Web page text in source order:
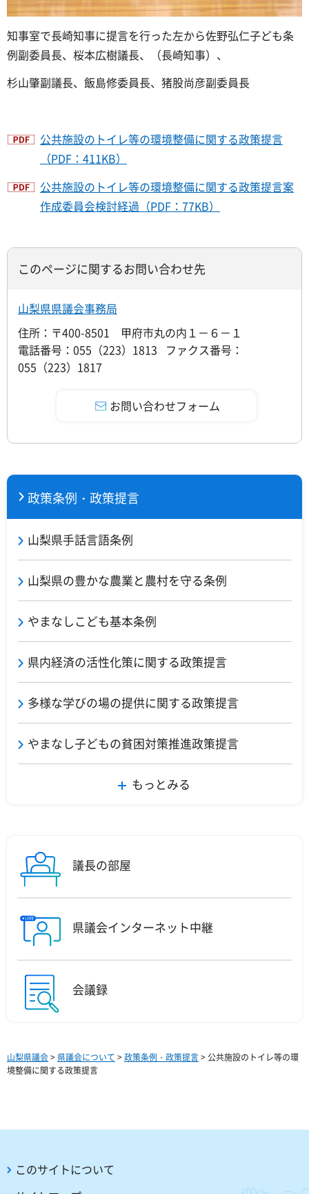
知事室で長崎知事に提言を行った左から佐野弘仁子ども条
例副委員長、桜本広樹議長、（長崎知事）、
杉山肇副議長、飯島修委員長、猪股尚彦副委員長
公共施設のトイレ等の環境整備に関する政策提言
（PDF：411KB）
公共施設のトイレ等の環境整備に関する政策提言案
作成委員会検討経過（PDF：77KB）
このページに関するお問い合わせ先
山梨県県議会事務局
住所：〒400-8501 甲府市丸の内１－６－１
電話番号：055（223）1813 ファクス番号：
055（223）1817
政策条例・政策提言
山梨県手話言語条例
山梨県の豊かな農業と農村を守る条例
やまなしこども基本条例
県内経済の活性化策に関する政策提言
多様な学びの場の提供に関する政策提言
やまなし子どもの貧困対策推進政策提言
もっとみる
議長の部屋
県議会インターネット中継
会議録
山梨県議会> 県議会について >政策条例・政策提言> 公共施設のトイレ等の環
境整備に関する政策提言
このサイトについて